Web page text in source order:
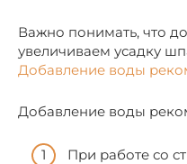
Важно понимать, что
увеличиваем усадку
Добавление воды
Добавление воды
При работе со